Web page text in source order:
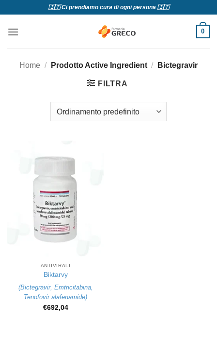
contenuti
🇮🇹 Ci prendiamo cura di ogni persona 🇮🇹
0
Home / Prodotto Active Ingredient / Bictegravir
FILTRA
ANTIVIRALI
Biktarvy
(Bictegravir, Emtricitabina,
Tenofovir alafenamide)
€692,04